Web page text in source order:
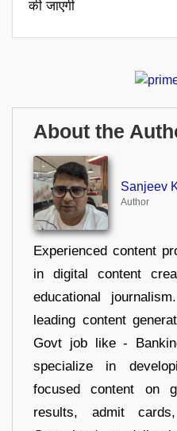
की जाएगी
About the
Sanjeev
Author
Experienced content
in digital content
educational
leading content
Govt job like -
specialize in
focused content on
results, admit